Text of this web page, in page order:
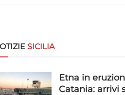
SICILIA
Etna in
Catania: arrivi